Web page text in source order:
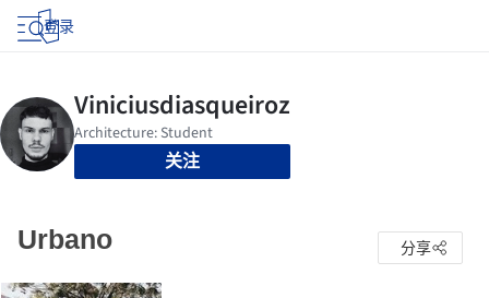
登录
关注
Urbano 分享